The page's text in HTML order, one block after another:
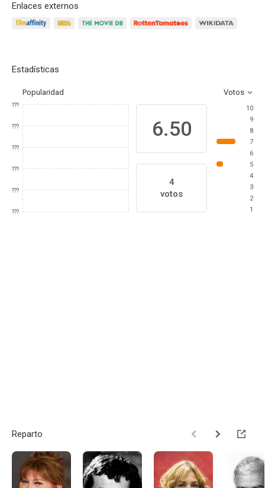
Enlaces externos
Estadísticas
Popularidad Votos
???
???
???
???
???
???
6.50
4
votos
10
9
8
7
6
5
4
3
2
1
Reparto